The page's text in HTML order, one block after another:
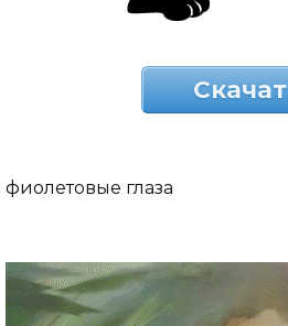
фиолетовые глаза